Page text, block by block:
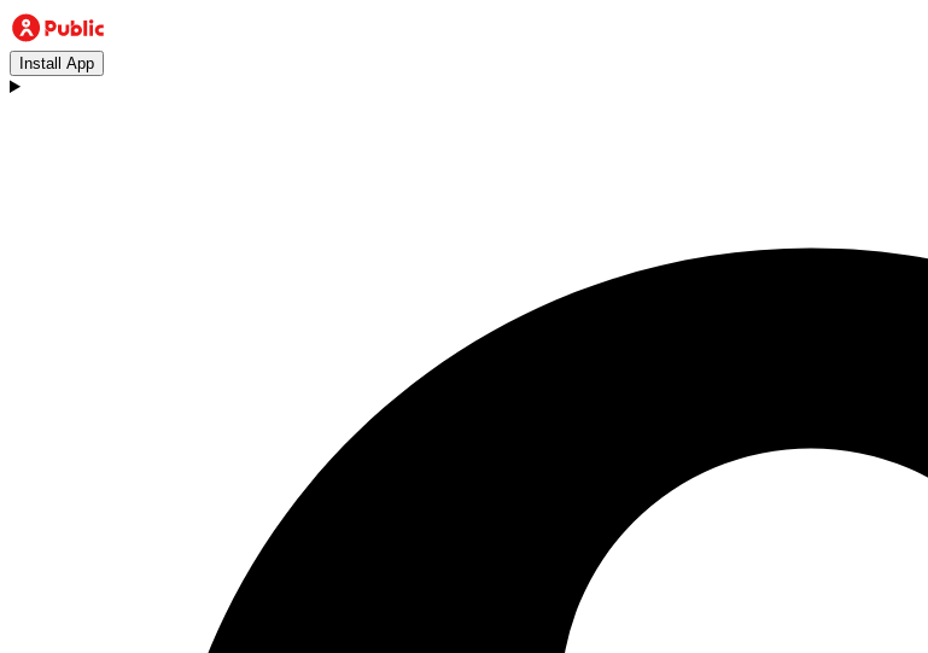
Install App